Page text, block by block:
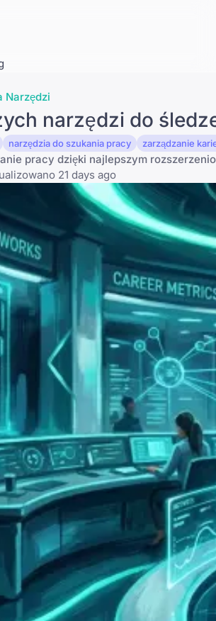
Narzędzi
narzędzi do
narzędzia do szukania pracy zarządzanie
pracy dzięki najlepszym
21 days ago